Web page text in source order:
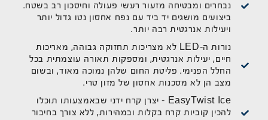
נבחרים ומבטיחה מזעור רעשי פעולה וחיסכון רב בשטח.
ביצועים מושגים יד ביד עם נפח אחסון נטו גדול יותר
ויעילות אנרגטית רבה יותר.
נורות ה-LED לא מצריכות תחזוקה גבוהה, מאריכות
חיים, יעילות אנרגטית, ומספקות תאורה עוצמתית בכל
החלל הפנימי. פליטת החום שלהן נמוכה מאוד, ובשום
מצב הן לא מסכנות אחסון של מזון טרי.
EasyTwist Ice – יצרן קרח ידני שבאמצעותו תוכלו
להכין קוביות קרח בקלות ובמהירות, ללא צורך בחיבור